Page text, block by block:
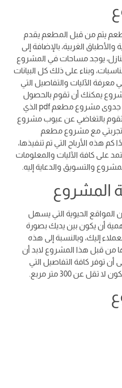
يتم من قبل المطعم يقدم
الغربية، بالإضافة إلى
يوجد مساحات في المشروع
وبناء على ذلك كل البيانات
الآليات والتفاصيل التي
يمكنك أن تقوم بالحصول
عليها من قبل نموذج دراسة جدوى مشروع مطعم pdf الذي
تقوم بالتغاضي عن عيوب مشروع
تجربتي مع مشروع مطعم
هذه الأرباح التي تم تنفيذها،
على كافة الآليات والمعلومات
والتسويق والدعاية إليه.
المشروع
المواقع الحيوية التي يسهل
أن يكون بين يديك بصورة
إليك، وبالنسبة إلى هذه
من قبل هذا المشروع لابد أن
أن توفر كافة التفاصيل التي
عن 300 متر مربع.